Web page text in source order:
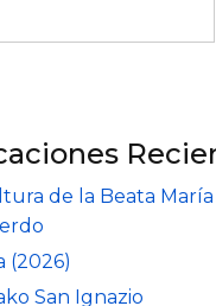
de la Beata
(2026)
San Ignazio